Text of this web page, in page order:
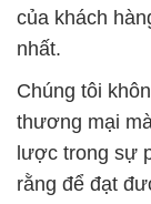
của khách
nhất.
Chúng tôi
thương mại
lược trong sự
rằng để đạt